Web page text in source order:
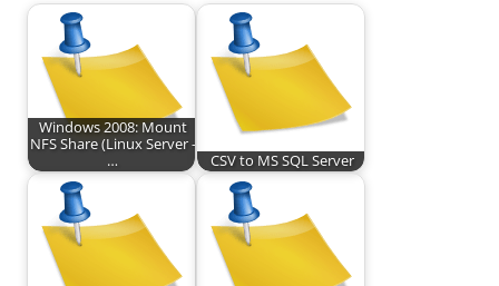
Windows 2008: Mount
NFS Share (Linux Server -
…
CSV to MS SQL Server